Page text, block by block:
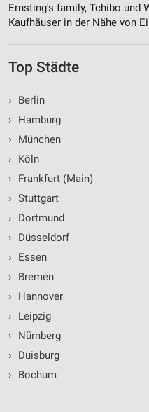
Ernsting's family, Tchibo und
Kaufhäuser in der Nähe von
Top Städte
›
Berlin
›
Hamburg
›
München
›
Köln
›
Frankfurt (Main)
› Stuttgart
›
Dortmund
›
Düsseldorf
›
Essen
›
Bremen
›
Hannover
›
Leipzig
›
Nürnberg
›
Duisburg
›
Bochum